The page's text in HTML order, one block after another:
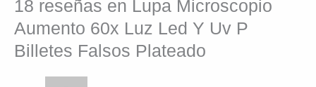
18 reseñas en Lupa Microscopio
Aumento 60x Luz Led Y Uv P
Billetes Falsos Plateado